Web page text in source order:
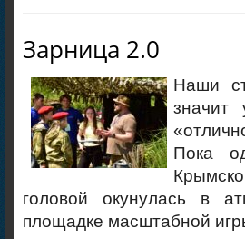
Зарница 2.0
Наши
Пока
головой окунулась в
площадке масштабной